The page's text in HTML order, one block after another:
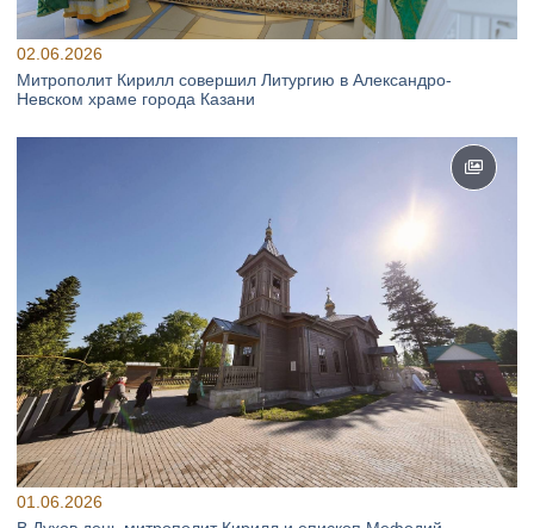
02.06.2026
Митрополит Кирилл совершил Литургию в Александро-
Невском храме города Казани
01.06.2026